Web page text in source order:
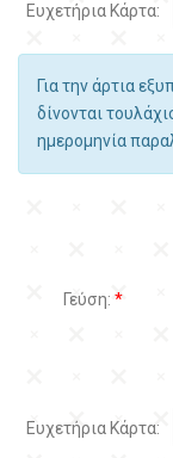
Ευχετήρια Κάρτα:
Για την άρτια
δίνονται
ημερομηνία
Γεύση: *
Ευχετήρια Κάρτα: